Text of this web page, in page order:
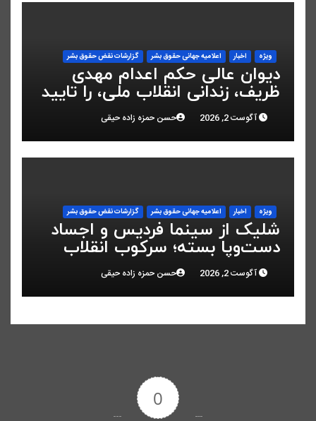
ویژه اخبار اعلاميه جهانی حقوق بشر گزارشات نقض حقوق بشر
دیوان عالی حکم اعدام مهدی
ظریف، زندانی انقلاب ملی، را تایید
کردآگوست 2, 2026 حسن حمزه زاده حیقی
ویژه اخبار اعلاميه جهانی حقوق بشر گزارشات نقض حقوق بشر
شلیک از سینما فردیس و اجساد
دست‌وپا بسته؛ سرکوب انقلاب
ملی در البرز
آگوست 2, 2026 حسن حمزه زاده حیقی
0